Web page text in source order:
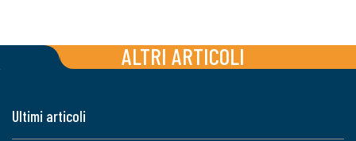
ALTRI ARTICOLI
Ultimi articoli